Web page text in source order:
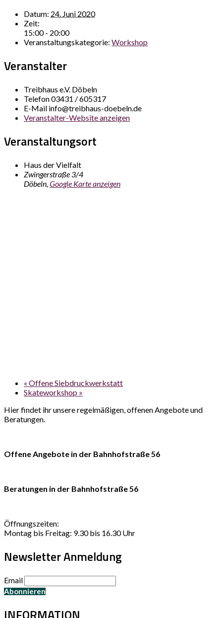
Datum: 24. Juni 2020
Zeit:
15:00 - 20:00
Veranstaltungskategorie: Workshop
Veranstalter
Treibhaus e.V. Döbeln
Telefon03431 / 605317
E-Mail info@treibhaus-doebeln.de
Veranstalter-Website anzeigen
Veranstaltungsort
Haus der Vielfalt
Zwingerstraße 3/4
Döbeln,Google Karte anzeigen
« Offene Siebdruckwerkstatt
Skateworkshop »
Hier findet ihr unsere regelmäßigen, offenen Angebote und
Beratungen.
Offene Angebote in der Bahnhofstraße 56
Beratungen in der Bahnhofstraße 56
Öffnungszeiten:
Montag bis Freitag: 9.30 bis 16.30 Uhr
Newsletter Anmeldung
Email
INFORMATION